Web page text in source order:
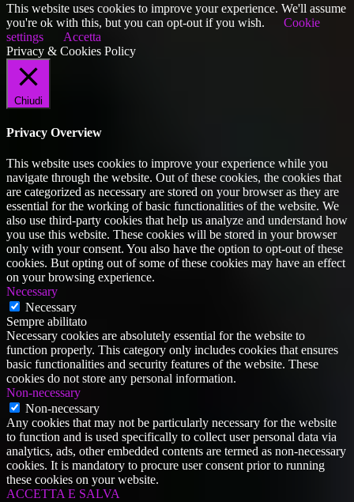
This website uses cookies to improve your experience. We'll assume
you're ok with this, but you can opt-out if you wish.
Cookie
settings
Accetta
Privacy & Cookies Policy
Chiudi
Privacy Overview
This website uses cookies to improve your experience while you
navigate through the website. Out of these cookies, the cookies that
are categorized as necessary are stored on your browser as they are
essential for the working of basic functionalities of the website. We
also use third-party cookies that help us analyze and understand how
you use this website. These cookies will be stored in your browser
only with your consent. You also have the option to opt-out of these
cookies. But opting out of some of these cookies may have an effect
on your browsing experience.
Necessary
Necessary
Sempre abilitato
Necessary cookies are absolutely essential for the website to
function properly. This category only includes cookies that ensures
basic functionalities and security features of the website. These
cookies do not store any personal information.
Non-necessary
Non-necessary
Any cookies that may not be particularly necessary for the website
to function and is used specifically to collect user personal data via
analytics, ads, other embedded contents are termed as non-necessary
cookies. It is mandatory to procure user consent prior to running
these cookies on your website.
ACCETTA E SALVA